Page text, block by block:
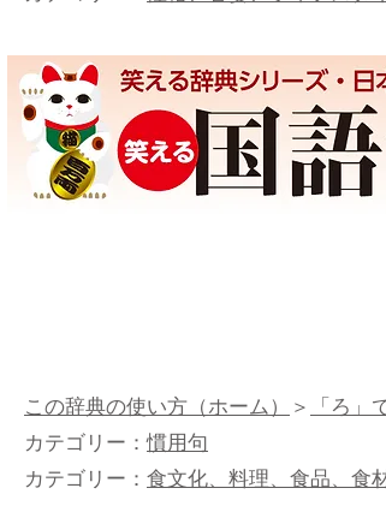
この辞典の使い方（ホーム）＞「ろ」
カテゴリー：慣用句
カテゴリー： 食文化、料理、食品、食